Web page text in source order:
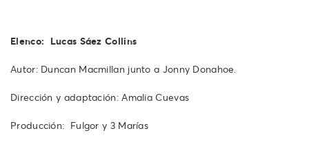
Elenco: Lucas Sáez Collins
Autor: Duncan Macmillan junto a Jonny Donahoe.
Dirección y adaptación: Amalia Cuevas
Producción: Fulgor y 3 Marías